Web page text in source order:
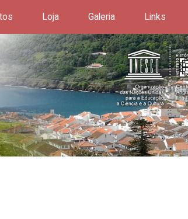
Loja Galeria Links